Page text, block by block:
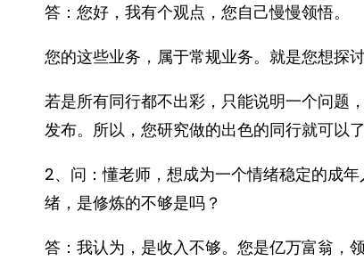
答：您好，我有个观点，您自己慢慢领悟。
您的这些业务，属于常规业务。就是您想探
若是所有同行都不出彩，只能说明一个问题
发布。所以，您研究做的出色的同行就可以了
2、问：懂老师，想成为一个情绪稳定的成
绪，是修炼的不够是吗？
答：我认为，是收入不够。您是亿万富翁，